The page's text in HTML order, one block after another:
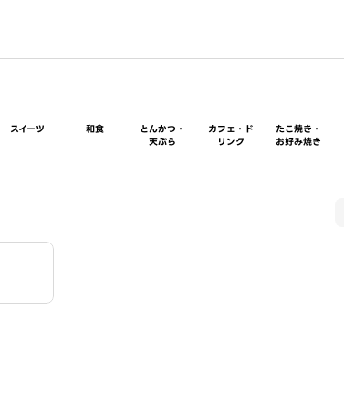
スイーツ 和食
とんかつ・
天ぷら
カフェ・ド
リンク
たこ焼き・
お好み焼き